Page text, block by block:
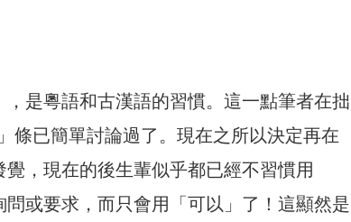
是粵語和古漢語的習慣。這一點筆者在拙
」條已簡單討論過了。現在之所以決定再在
，現在的後生輩似乎都已經不習慣用
問或要求，而只會用「可以」了！這顯然是